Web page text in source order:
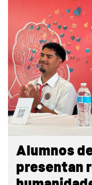
Alumnos
presentan
Sidebar